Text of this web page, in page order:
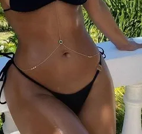
Обеспечение С
Исходным Кодом Делает
Легче И Экологичнее